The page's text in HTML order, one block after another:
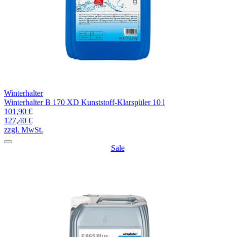
Winterhalter
Winterhalter B 170 XD Kunststoff-Klarspüler 10 l
101,90 €
127,40 €
zzgl. MwSt.
Sale